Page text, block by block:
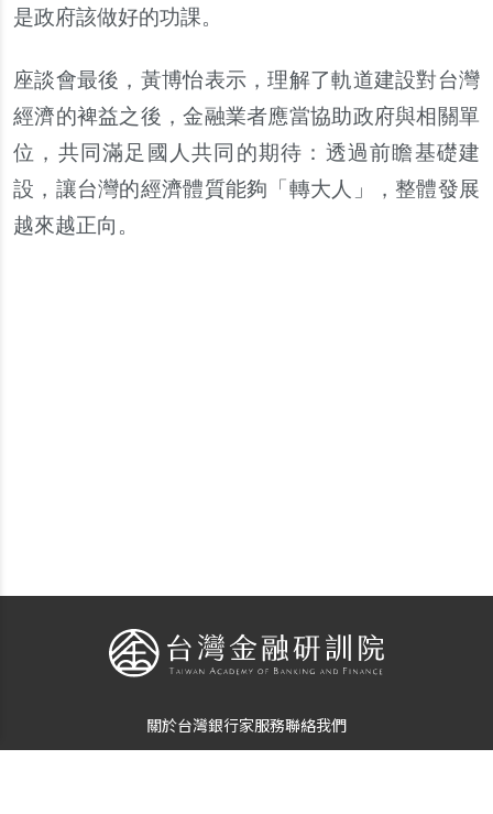
是政府該做好的功課。
座談會最後，黃博怡表示，理解了軌道建設對台灣
經濟的裨益之後，金融業者應當協助政府與相關單
位，共同滿足國人共同的期待：透過前瞻基礎建
設，讓台灣的經濟體質能夠「轉大人」，整體發展
越來越正向。
關於台灣銀行家服務聯絡我們